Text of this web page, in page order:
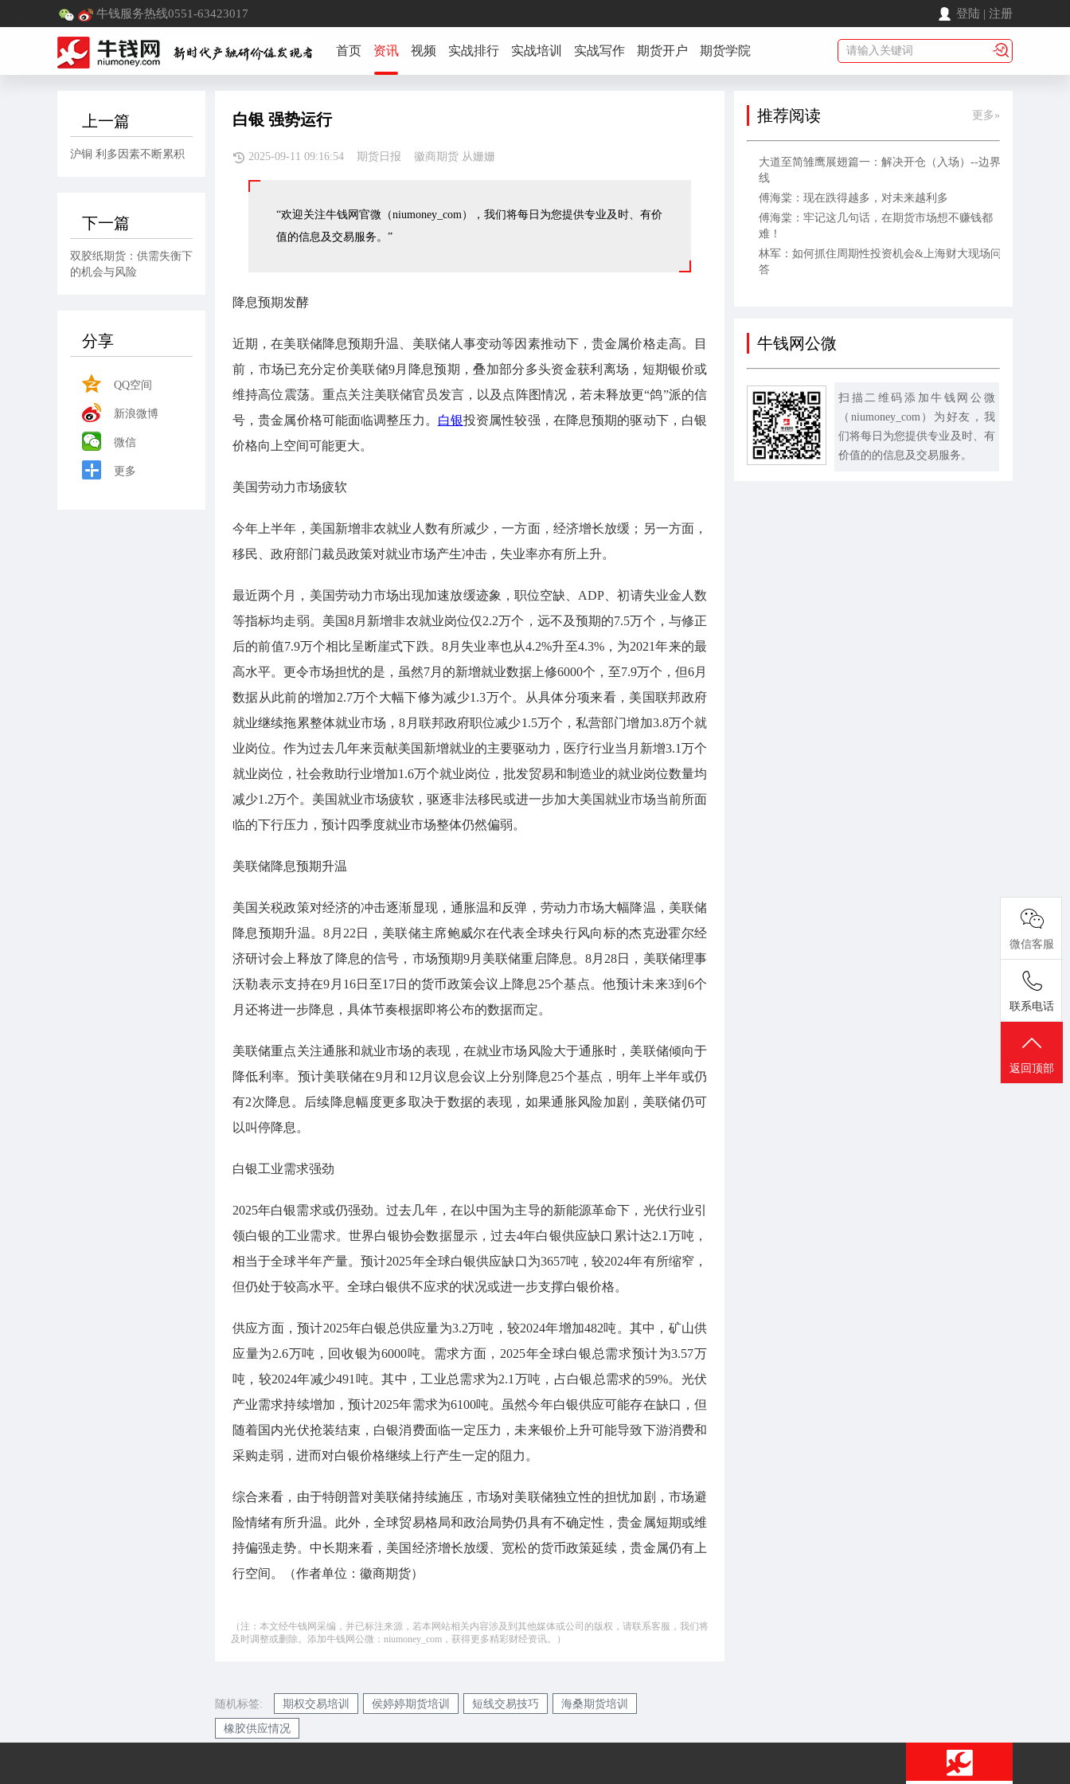
牛钱服务热线0551-63423017 登陆 | 注册
首页 资讯 视频 实战排行 实战培训 实战写作 期货开户 期货学院
上一篇
沪铜 利多因素不断累积
下一篇
双胶纸期货：供需失衡下
的机会与风险
分享
QQ空间
新浪微博
微信
更多
白银 强势运行
2025-09-11 09:16:54 期货日报 徽商期货 从姗姗
“欢迎关注牛钱网官微（niumoney_com），我们将每日为您提供专业及时、有价
值的信息及交易服务。”
降息预期发酵
近期，在美联储降息预期升温、美联储人事变动等因素推动下，贵金属价格走高。目
前，市场已充分定价美联储9月降息预期，叠加部分多头资金获利离场，短期银价或
维持高位震荡。重点关注美联储官员发言，以及点阵图情况，若未释放更“鸽”派的信
号，贵金属价格可能面临调整压力。 白银投资属性较强，在降息预期的驱动下，白银
价格向上空间可能更大。
美国劳动力市场疲软
今年上半年，美国新增非农就业人数有所减少，一方面，经济增长放缓；另一方面，
移民、政府部门裁员政策对就业市场产生冲击，失业率亦有所上升。
最近两个月，美国劳动力市场出现加速放缓迹象，职位空缺、ADP、初请失业金人数
等指标均走弱。美国8月新增非农就业岗位仅2.2万个，远不及预期的7.5万个，与修正
后的前值7.9万个相比呈断崖式下跌。8月失业率也从4.2%升至4.3%，为2021年来的最
高水平。更令市场担忧的是，虽然7月的新增就业数据上修6000个，至7.9万个，但6月
数据从此前的增加2.7万个大幅下修为减少1.3万个。从具体分项来看，美国联邦政府
就业继续拖累整体就业市场，8月联邦政府职位减少1.5万个，私营部门增加3.8万个就
业岗位。作为过去几年来贡献美国新增就业的主要驱动力，医疗行业当月新增3.1万个
就业岗位，社会救助行业增加1.6万个就业岗位，批发贸易和制造业的就业岗位数量均
减少1.2万个。美国就业市场疲软，驱逐非法移民或进一步加大美国就业市场当前所面
临的下行压力，预计四季度就业市场整体仍然偏弱。
美联储降息预期升温
美国关税政策对经济的冲击逐渐显现，通胀温和反弹，劳动力市场大幅降温，美联储
降息预期升温。8月22日，美联储主席鲍威尔在代表全球央行风向标的杰克逊霍尔经
济研讨会上释放了降息的信号，市场预期9月美联储重启降息。8月28日，美联储理事
沃勒表示支持在9月16日至17日的货币政策会议上降息25个基点。他预计未来3到6个
月还将进一步降息，具体节奏根据即将公布的数据而定。
美联储重点关注通胀和就业市场的表现，在就业市场风险大于通胀时，美联储倾向于
降低利率。预计美联储在9月和12月议息会议上分别降息25个基点，明年上半年或仍
有2次降息。后续降息幅度更多取决于数据的表现，如果通胀风险加剧，美联储仍可
以叫停降息。
白银工业需求强劲
2025年白银需求或仍强劲。过去几年，在以中国为主导的新能源革命下，光伏行业引
领白银的工业需求。世界白银协会数据显示，过去4年白银供应缺口累计达2.1万吨，
相当于全球半年产量。预计2025年全球白银供应缺口为3657吨，较2024年有所缩窄，
但仍处于较高水平。全球白银供不应求的状况或进一步支撑白银价格。
供应方面，预计2025年白银总供应量为3.2万吨，较2024年增加482吨。其中，矿山供
应量为2.6万吨，回收银为6000吨。需求方面，2025年全球白银总需求预计为3.57万
吨，较2024年减少491吨。其中，工业总需求为2.1万吨，占白银总需求的59%。光伏
产业需求持续增加，预计2025年需求为6100吨。虽然今年白银供应可能存在缺口，但
随着国内光伏抢装结束，白银消费面临一定压力，未来银价上升可能导致下游消费和
采购走弱，进而对白银价格继续上行产生一定的阻力。
综合来看，由于特朗普对美联储持续施压，市场对美联储独立性的担忧加剧，市场避
险情绪有所升温。此外，全球贸易格局和政治局势仍具有不确定性，贵金属短期或维
持偏强走势。中长期来看，美国经济增长放缓、宽松的货币政策延续，贵金属仍有上
行空间。（作者单位：徽商期货）
（注：本文经牛钱网采编，并已标注来源，若本网站相关内容涉及到其他媒体或公司的版权，请联系客服，我们将
及时调整或删除。添加牛钱网公微：niumoney_com，获得更多精彩财经资讯。）
随机标签: 期权交易培训 侯婷婷期货培训 短线交易技巧 海桑期货培训
橡胶供应情况
推荐阅读 更多»
大道至简雏鹰展翅篇一：解决开仓（入场）--边界
线
傅海棠：现在跌得越多，对未来越利多
傅海棠：牢记这几句话，在期货市场想不赚钱都
难！
林军：如何抓住周期性投资机会&上海财大现场问
答
牛钱网公微
扫描二维码添加牛钱网公微
（niumoney_com）为好友，我
们将每日为您提供专业及时、有
价值的的信息及交易服务。
微信客服
联系电话
返回顶部